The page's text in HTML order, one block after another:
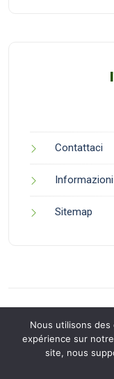
Contattaci
Informazioni
Sitemap
Nous utilisons des
expérience sur
site, nous